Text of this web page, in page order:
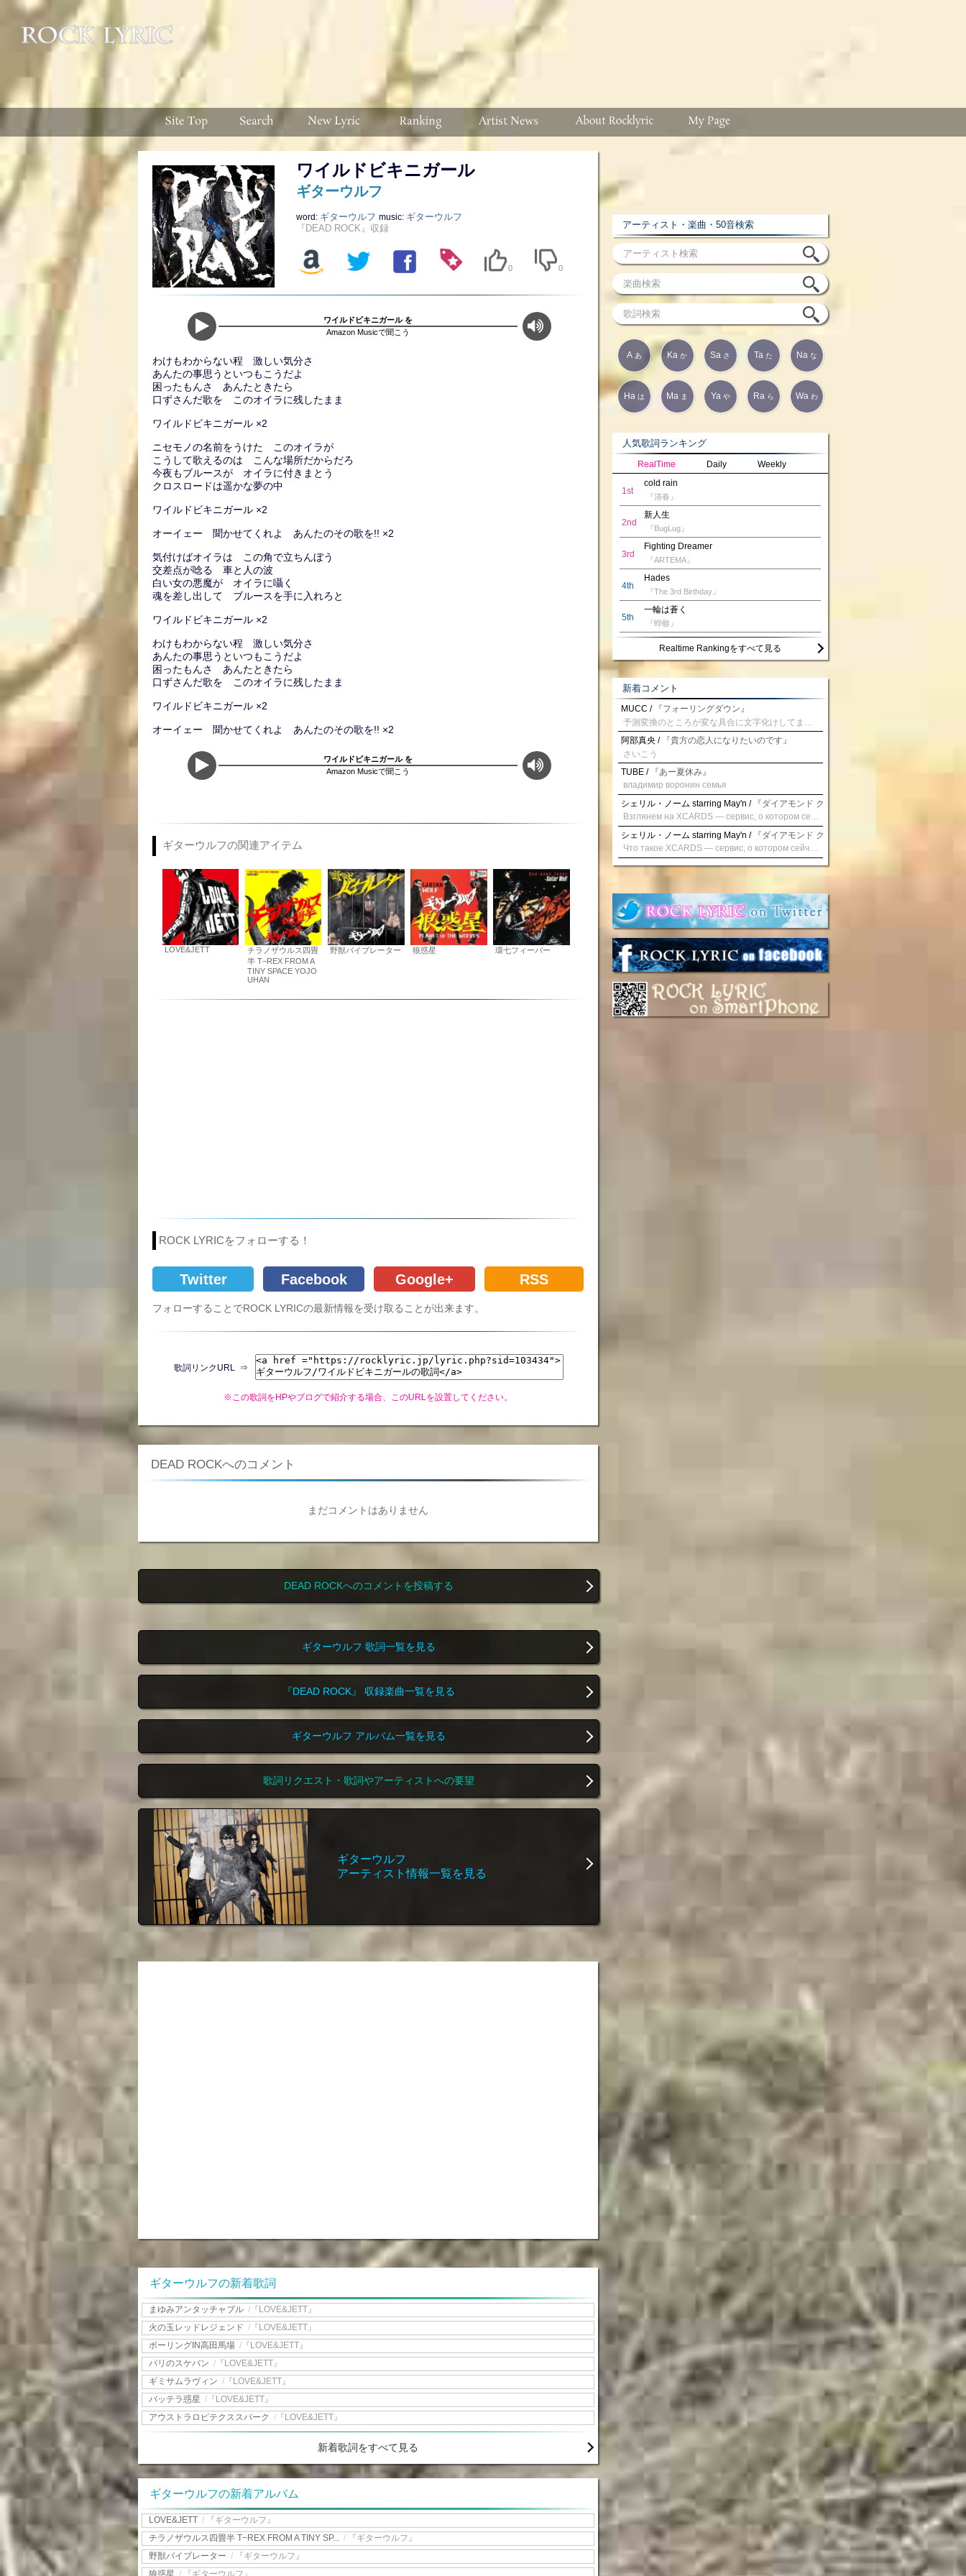
ワイルドビキニガール
ギターウルフ
word: ギターウルフ music: ギターウルフ
『DEAD ROCK』収録
0 0
ワイルドビキニガール を
Amazon Musicで聞こう
わけもわからない程 激しい気分さ
あんたの事思うといつもこうだよ
困ったもんさ あんたときたら
口ずさんだ歌を このオイラに残したまま
ワイルドビキニガール ×2
ニセモノの名前をうけた このオイラが
こうして歌えるのは こんな場所だからだろ
今夜もブルースが オイラに付きまとう
クロスロードは遥かな夢の中
ワイルドビキニガール ×2
オーイェー 聞かせてくれよ あんたのその歌を!! ×2
気付けばオイラは この角で立ちんぼう
交差点が唸る 車と人の波
白い女の悪魔が オイラに囁く
魂を差し出して ブルースを手に入れろと
ワイルドビキニガール ×2
わけもわからない程 激しい気分さ
あんたの事思うといつもこうだよ
困ったもんさ あんたときたら
口ずさんだ歌を このオイラに残したまま
ワイルドビキニガール ×2
オーイェー 聞かせてくれよ あんたのその歌を!! ×2
ワイルドビキニガール を
Amazon Musicで聞こう
ギターウルフの関連アイテム
LOVE&JETT
チラノザウルス四畳
半 T−REX FROM A
TINY SPACE YOJO
UHAN
野獣バイブレーター 狼惑星 環七フィーバー
ROCK LYRICをフォローする！
Twitter Facebook Google+ RSS
フォローすることでROCK LYRICの最新情報を受け取ることが出来ます。
歌詞リンクURL ⇒
※この歌詞をHPやブログで紹介する場合、このURLを設置してください。
DEAD ROCKへのコメント
まだコメントはありません
DEAD ROCKへのコメントを投稿する
ギターウルフ 歌詞一覧を見る
『DEAD ROCK』 収録楽曲一覧を見る
ギターウルフ アルバム一覧を見る
歌詞リクエスト・歌詞やアーティストへの要望
ギターウルフ
アーティスト情報一覧を見る
ギターウルフの新着歌詞
まゆみアンタッチャブル / 『LOVE&JETT』
火の玉レッドレジェンド / 『LOVE&JETT』
ボーリングIN高田馬場 / 『LOVE&JETT』
パリのスケバン / 『LOVE&JETT』
ギミサムラヴィン / 『LOVE&JETT』
バッテラ惑星 / 『LOVE&JETT』
アウストラロピテクススパーク / 『LOVE&JETT』
新着歌詞をすべて見る
ギターウルフの新着アルバム
LOVE&JETT /
『ギターウルフ』
チラノザウルス四畳半 T−REX FROM A TINY SP... /
『ギターウルフ』
野獣バイブレーター /
『ギターウルフ』
狼惑星 / 『ギターウルフ』
アーティスト・楽曲・50音検索
A あ Ka か Sa さ Ta た Na な
Ha は Ma ま Ya や Ra ら Wa わ
人気歌詞ランキング
RealTime Daily Weekly
1st
cold rain
『清春』
2nd
新人生
『BugLug』
3rd
Fighting Dreamer
『ARTEMA』
4th
Hades
『The 3rd Birthday』
5th
一輪は蒼く
『蜉蝣』
Realtime Rankingをすべて見る
新着コメント
MUCC / 『フォーリングダウン』
阿部真央 / 『貴方の恋人になりたいのです』
さいこう
TUBE / 『あー夏休み』
владимир воронин семья
シェリル・ノーム starring May'n / 『ダイアモンド クレバス/射手座☆午後九時 Don't be
シェリル・ノーム starring May'n / 『ダイアモンド クレバス/射手座☆午後九時 Don't be
Что такое XCARDS — сервис, о котором сейчас говорят. Буквально на днях заметил о интересный бренд XCARDS, он помогает создавать онлайн карты чтобы управлять бюджетами. Ключевые преимущества: Выпуск занимает всего считанные минуты. Платформа даёт возможность оформить множество карт для разных целей. Есть поддержка в любое время суток включая персонального менеджера. Есть контроль без задержек — транзакции, уведомления, аналитика — всё под рукой. Возможные нюансы: Регистрация: европейская юрисдикция — желательно убедиться, что сервис можно использовать без нарушений. Финансовые условия: возможно, есть скрытые комиссии, поэтому лучше внимательно прочитать договор. Отзывы пользователей: по отзывам поддержка работает быстро. Надёжность системы: внедрены базовые меры безопасности, но всё равно советую не хранить большие суммы на карте. Вывод: В целом платформа кажется отличным помощником для маркетологов. Платформа сочетает скорость, удобство и гибкость. Как вы думаете? Пользовались ли вы XCARDS? Поделитесь опытом — будет интересно сравнить. Виртуальные карты для бизнеса